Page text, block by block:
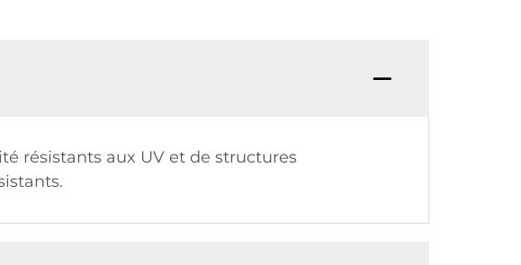
résistants aux UV et de structures